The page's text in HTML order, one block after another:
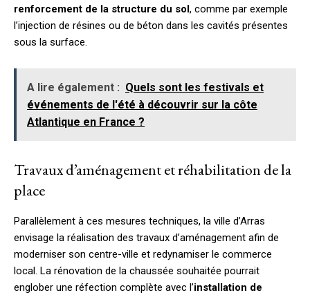
renforcement de la structure du sol, comme par exemple
l’injection de résines ou de béton dans les cavités présentes
sous la surface.
A lire également : Quels sont les festivals et
événements de l'été à découvrir sur la côte
Atlantique en France ?
Travaux d’aménagement et réhabilitation de la
place
Parallèlement à ces mesures techniques, la ville d’Arras
envisage la réalisation des travaux d’aménagement afin de
moderniser son centre-ville et redynamiser le commerce
local. La rénovation de la chaussée souhaitée pourrait
englober une réfection complète avec l’installation de